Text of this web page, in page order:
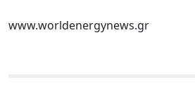
www.worldenergynews.gr